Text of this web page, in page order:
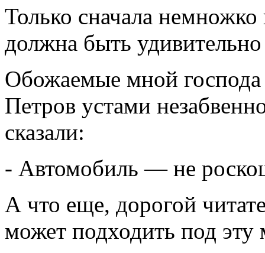
Только сначала
должна быть
Обожаемые мной
Петров устами
сказали:
- Автомобиль — не
А что еще, дорогой
может подходить под